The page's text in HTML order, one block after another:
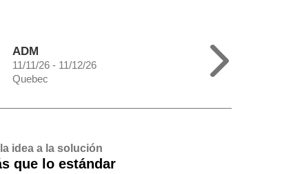
ADM
11/11/26 - 11/12/26
Quebec
la idea a la solución
que lo estándar